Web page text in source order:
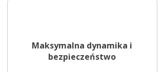
Maksymalna dynamika i
bezpieczeństwo